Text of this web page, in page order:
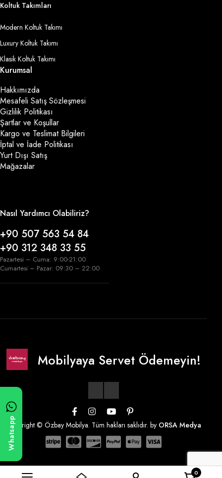
0
Koltuk Takımları
Modern Koltuk Takımı
Luxury Koltuk Takımı
Klasik Koltuk Takımı
Kurumsal
Hakkımızda
Mesafeli Satış Sözleşmesi
Gizlilik Politikası
Şartlar ve Koşullar
Kargo ve Teslimat Bilgileri
İptal ve İade Politikası
Yurt Dışı Satış
Mağazalar
Nasıl Yardımcı Olabiliriz?
+90 507 563 54 84
+90 312 348 33 55
Pazartesi – Cuma: 9:00-21:00
Cumartesi – Pazar: 09:30 – 22:00
Mobilyaya Servet Ödemeyin!
Copyright © Özbay Mobilya. Tüm hakları saklıdır. by ORSA Medya
Whatsapp